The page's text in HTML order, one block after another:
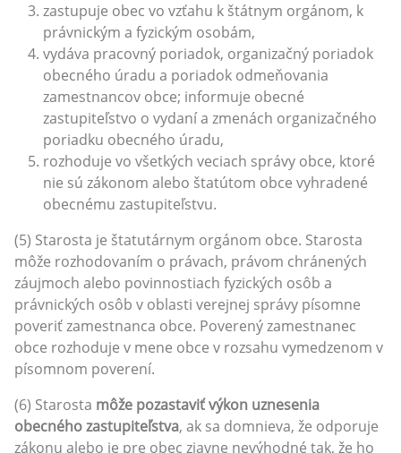
zastupuje obec vo vzťahu k štátnym orgánom, k
právnickým a fyzickým osobám,
vydáva pracovný poriadok, organizačný poriadok
obecného úradu a poriadok odmeňovania
zamestnancov obce; informuje obecné
zastupiteľstvo o vydaní a zmenách organizačného
poriadku obecného úradu,
rozhoduje vo všetkých veciach správy obce, ktoré
nie sú zákonom alebo štatútom obce vyhradené
obecnému zastupiteľstvu.
(5) Starosta je štatutárnym orgánom obce. Starosta
môže rozhodovaním o právach, právom chránených
záujmoch alebo povinnostiach fyzických osôb a
právnických osôb v oblasti verejnej správy písomne
poveriť zamestnanca obce. Poverený zamestnanec
obce rozhoduje v mene obce v rozsahu vymedzenom v
písomnom poverení.
(6) Starosta môže pozastaviť výkon uznesenia
obecného zastupiteľstva, ak sa domnieva, že odporuje
zákonu alebo je pre obec zjavne nevýhodné tak, že ho